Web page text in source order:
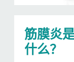
筋膜炎
什么？